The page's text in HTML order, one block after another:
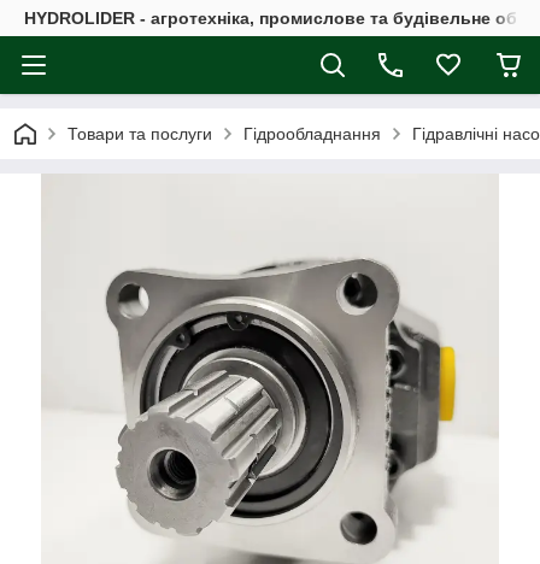
HYDROLIDER - агротехніка, промислове та будівельне
Товари та послуги Гідрообладнання Гідравлічні